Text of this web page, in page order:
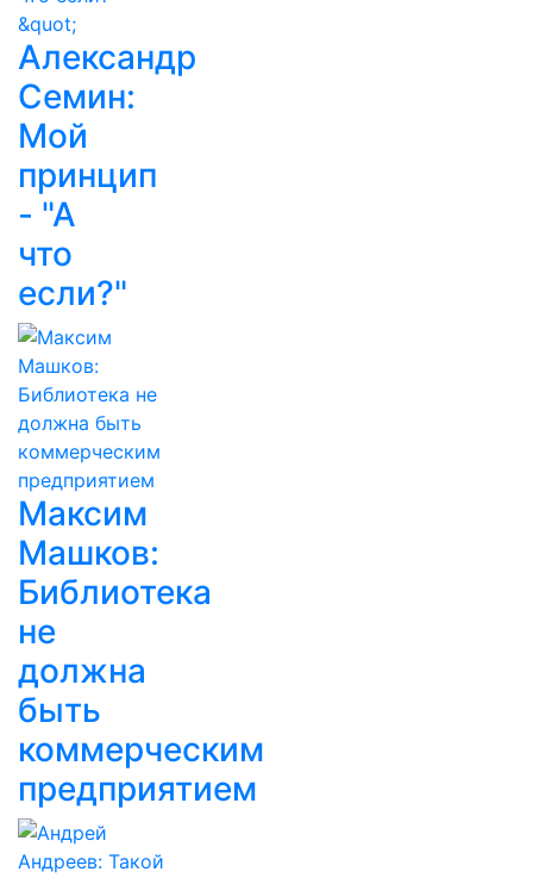
Александр
Семин:
Мой
принцип
- "А
что
если?"
Максим
Машков:
Библиотека
не
должна
быть
коммерческим
предприятием